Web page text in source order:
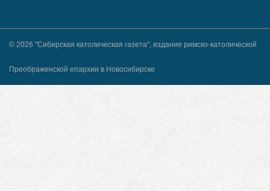
© 2026 "Сибирская католическая газета", издание римско-католической
Преображенской епархии в Новосибирске